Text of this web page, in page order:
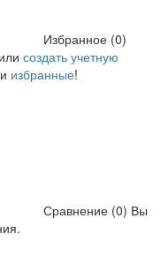
Избранное (0)
создать учетную
избранные!
Сравнение (0) Вы